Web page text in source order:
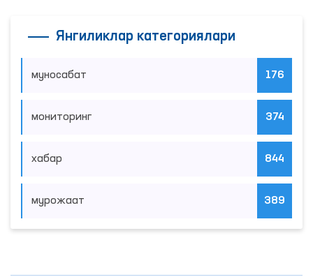
Янгиликлар категориялари
муносабат 176
мониторинг 374
хабар 844
мурожаат 389